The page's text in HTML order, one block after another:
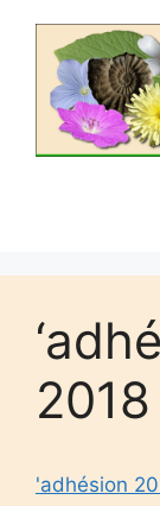
contenu
2018
'adhésion